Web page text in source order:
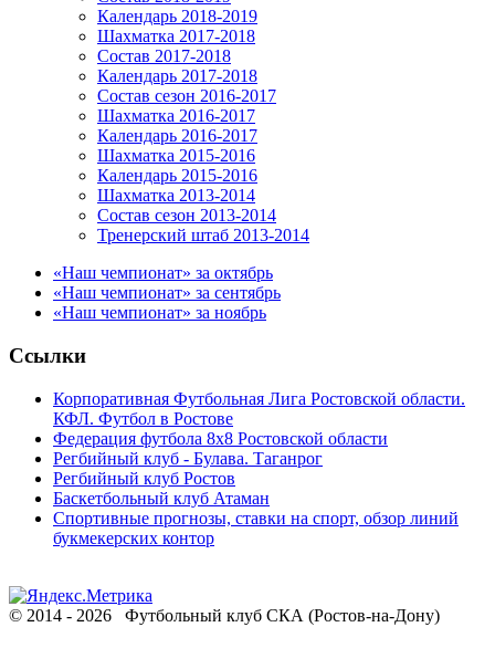
Календарь 2018-2019
Шахматка 2017-2018
Состав 2017-2018
Календарь 2017-2018
Состав сезон 2016-2017
Шахматка 2016-2017
Календарь 2016-2017
Шахматка 2015-2016
Календарь 2015-2016
Шахматка 2013-2014
Состав сезон 2013-2014
Тренерский штаб 2013-2014
«Наш чемпионат» за октябрь
«Наш чемпионат» за сентябрь
«Наш чемпионат» за ноябрь
Ссылки
Корпоративная Футбольная Лига Ростовской области.
КФЛ. Футбол в Ростове
Федерация футбола 8x8 Ростовской области
Регбийный клуб - Булава. Таганрог
Регбийный клуб Ростов
Баскетбольный клуб Атаман
Спортивные прогнозы, ставки на спорт, обзор линий
букмекерских контор
© 2014 - 2026 Футбольный клуб СКА (Ростов-на-Дону)